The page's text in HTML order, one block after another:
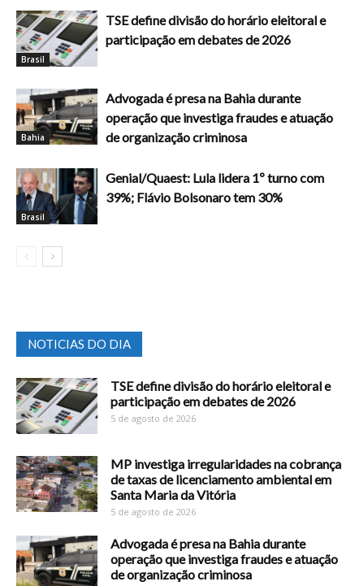
Brasil
TSE define divisão do horário eleitoral e
participação em debates de 2026
Bahia
Advogada é presa na Bahia durante
operação que investiga fraudes e atuação
de organização criminosa
Brasil
Genial/Quaest: Lula lidera 1º turno com
39%; Flávio Bolsonaro tem 30%
NOTICIAS DO DIA
TSE define divisão do horário eleitoral e
participação em debates de 2026
5 de agosto de 2026
MP investiga irregularidades na cobrança
de taxas de licenciamento ambiental em
Santa Maria da Vitória
5 de agosto de 2026
Advogada é presa na Bahia durante
operação que investiga fraudes e atuação
de organização criminosa